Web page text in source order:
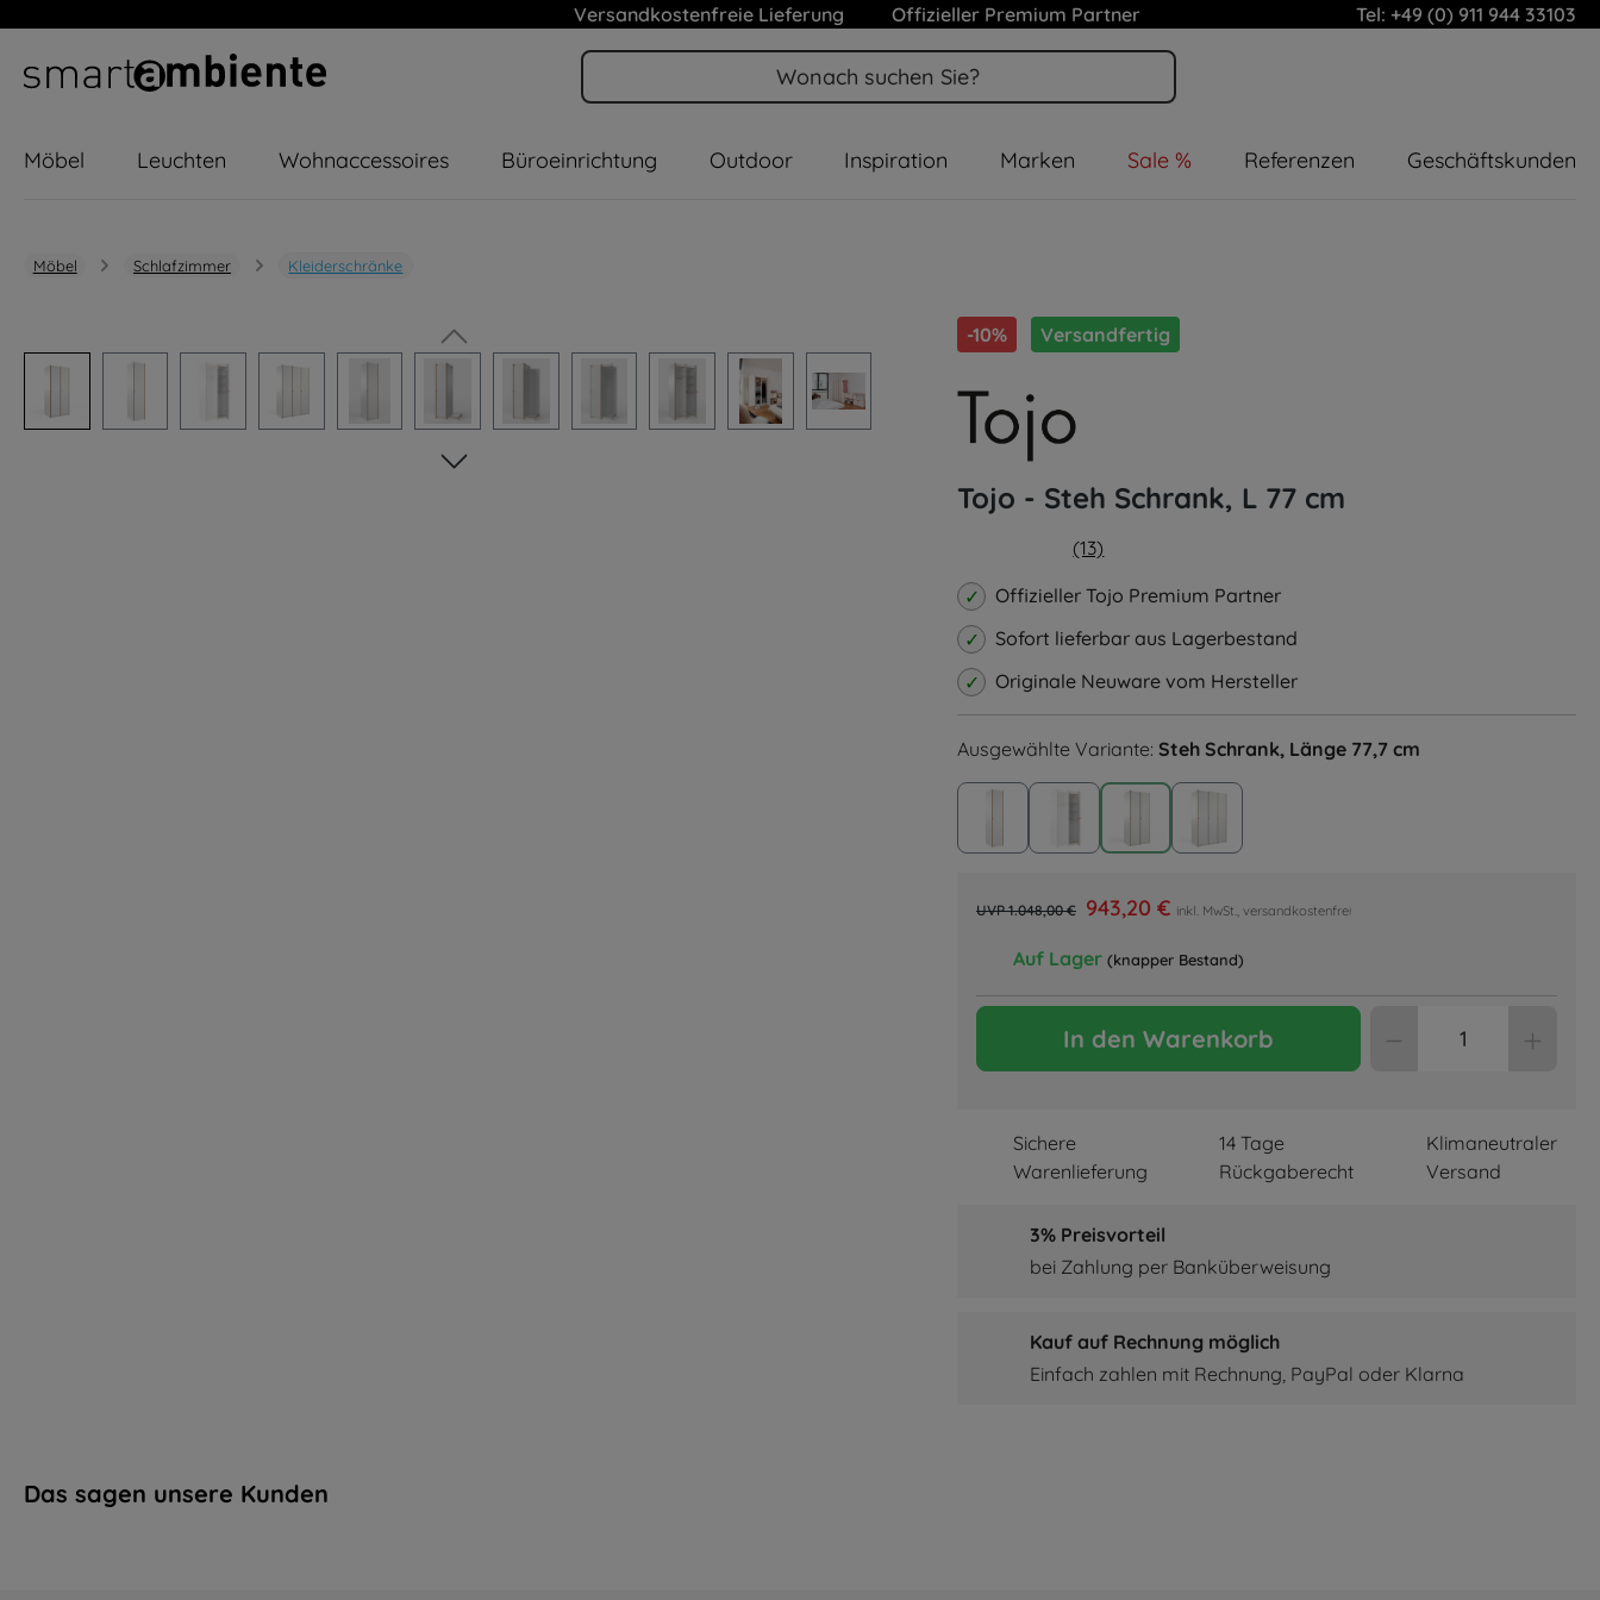
Hauptinhalt springen
Zur Suche springen
Zur Hauptnavigation springen
Versandkostenfreie Lieferung Offizieller Premium Partner Tel: +49 (0) 911 944 33103
Möbel Leuchten Wohnaccessoires Büroeinrichtung Outdoor Inspiration Marken Sale % Referenzen Geschäftskunden
Möbel Schlafzimmer Kleiderschränke
-10% Versandfertig
Tojo - Steh Schrank, L 77 cm
Durchschnittliche Bewertung von 5 von 5 Sternen
(13)
Offizieller Tojo Premium Partner
Sofort lieferbar aus Lagerbestand
Originale Neuware vom Hersteller
Ausgewählte Variante: Steh Schrank, Länge 77,7 cm
1.048,00 € 943,20 € inkl. MwSt., versandkostenfrei
Auf Lager (knapper Bestand)
In den Warenkorb Produkt
Sichere
Warenlieferung
14 Tage
Rückgaberecht
Klimaneutraler
Versand
3% Preisvorteil
bei Zahlung per Banküberweisung
Kauf auf Rechnung möglich
Einfach zahlen mit Rechnung, PayPal oder Klarna
Das sagen unsere Kunden